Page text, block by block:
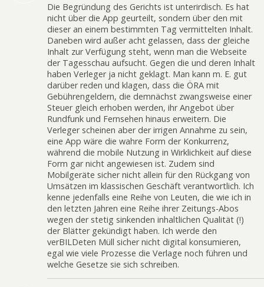
Die Begründung des Gerichts ist unterirdisch. Es hat
nicht über die App geurteilt, sondern über den mit
dieser an einem bestimmten Tag vermittelten Inhalt.
Daneben wird außer acht gelassen, dass der gleiche
Inhalt zur Verfügung steht, wenn man die Webseite
der Tagesschau aufsucht. Gegen die und deren Inhalt
haben Verleger ja nicht geklagt. Man kann m. E. gut
darüber reden und klagen, dass die ÖRA mit
Gebührengeldern, die demnächst zwangsweise einer
Steuer gleich erhoben werden, ihr Angebot über
Rundfunk und Fernsehen hinaus erweitern. Die
Verleger scheinen aber der irrigen Annahme zu sein,
eine App wäre die wahre Form der Konkurrenz,
während die mobile Nutzung in Wirklichkeit auf diese
Form gar nicht angewiesen ist. Zudem sind
Mobilgeräte sicher nicht allein für den Rückgang von
Umsätzen im klassischen Geschäft verantwortlich. Ich
kenne jedenfalls eine Reihe von Leuten, die wie ich in
den letzten Jahren eine Reihe ihrer Zeitungs-Abos
wegen der stetig sinkenden inhaltlichen Qualität (!)
der Blätter gekündigt haben. Ich werde den
verBILDeten Müll sicher nicht digital konsumieren,
egal wie viele Prozesse die Verlage noch führen und
welche Gesetze sie sich schreiben.